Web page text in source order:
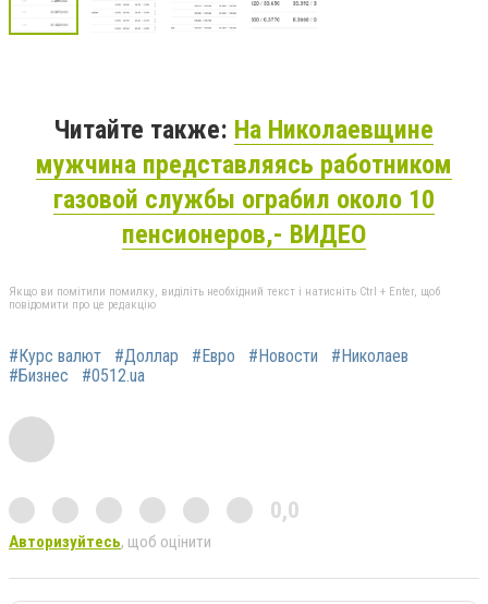
Читайте также: На Николаевщине
мужчина представляясь работником
газовой службы ограбил около 10
пенсионеров,- ВИДЕО
Якщо ви помітили помилку, виділіть необхідний текст і натисніть Ctrl + Enter, щоб
повідомити про це редакцію
#Курс валют #Доллар #Евро #Новости
#Николаев
#Бизнес
#0512.ua
0,0
Авторизуйтесь, щоб оцінити